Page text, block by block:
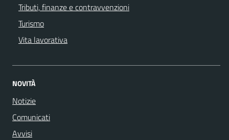
Tributi, finanze e contravvenzioni
Turismo
Vita lavorativa
NOVITÀ
Notizie
Comunicati
Avvisi